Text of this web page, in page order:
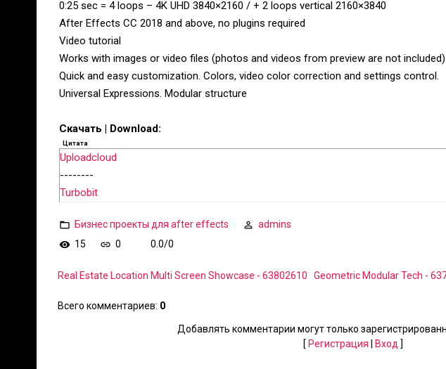
0:25 sec = 4 loops – 4K UHD 3840×2160 / + 2 loops vertical 2160×3840
After Effects CC 2018 and above, no plugins required
Video tutorial
Works with images or video files (photos and videos from preview are not included)
Quick and easy customization. Colors, video color correction and settings control.
Universal Expressions. Modular structure
Скачать | Download:
Цитата
Uploadcloud
--------
Turbobit
Бизнес проекты для after effects
admins
15
0 0.0/0
Real Estate Location Multi Screen Showcase - 63802610 Geometric Modular Tech -
Всего комментариев: 0
Добавлять комментарии могут только
[ Регистрация Вход ]